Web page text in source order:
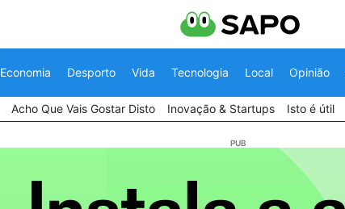
Economia Desporto Vida Tecnologia Local Opinião
Acho Que Vais Gostar Disto Inovação & Startups Isto é útil